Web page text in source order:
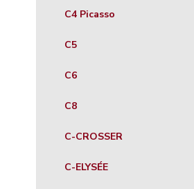
C4 Picasso
C5
C6
C8
C-CROSSER
C-ELYSÉE